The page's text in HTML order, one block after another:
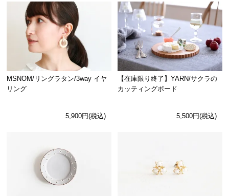
MSNOM/リングラタン/3way イヤ
リング
5,900円(税込)
【在庫限り終了】YARN/サクラの
カッティングボード
5,500円(税込)